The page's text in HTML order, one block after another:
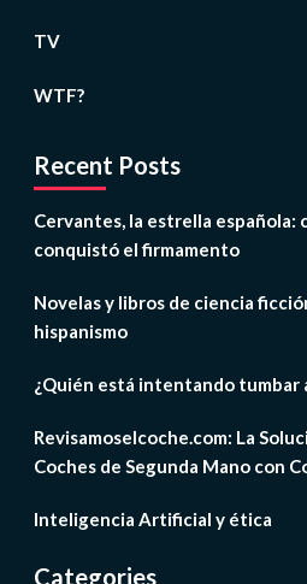
TV
WTF?
Recent Posts
Cervantes, la estrella española:
conquistó el firmamento
Novelas y libros de ciencia
hispanismo
¿Quién está intentando tumbar
Revisamoselcoche.com: La
Coches de Segunda Mano con
Inteligencia Artificial y ética
Categories